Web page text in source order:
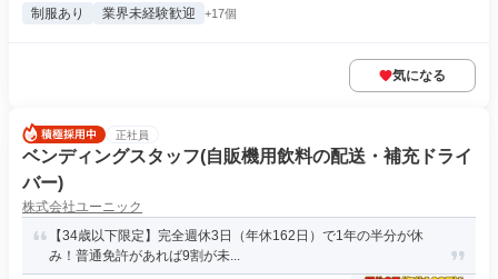
制服あり 業界未経験歓迎 +17個
気になる
正社員
ベンディングスタッフ(自販機用飲料の配送・補充ドライ
バー)
株式会社ユーニック
【34歳以下限定】完全週休3日（年休162日）で1年の半分が休
み！普通免許があれば9割が未...